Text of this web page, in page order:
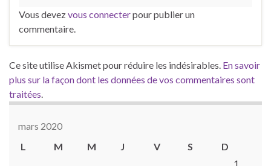
Vous devezvous connecterpour publier un
commentaire.
Ce site utilise Akismet pour réduire les indésirables. En savoir
plus sur la façon dont les données de vos commentaires sont
traitées
mars 2020
L
M M J V S
D
1